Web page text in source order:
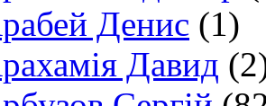
Денис (1)
Давид